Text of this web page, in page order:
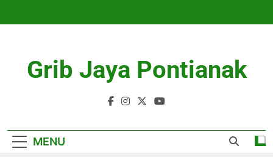
Grib Jaya Pontianak
MENU